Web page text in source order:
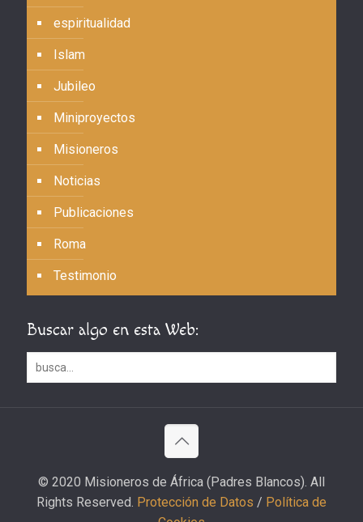
espiritualidad
Islam
Jubileo
Miniproyectos
Misioneros
Noticias
Publicaciones
Roma
Testimonio
Buscar algo en esta Web:
© 2020 Misioneros de África (Padres Blancos). All
Rights Reserved. Protección de Datos / Política de